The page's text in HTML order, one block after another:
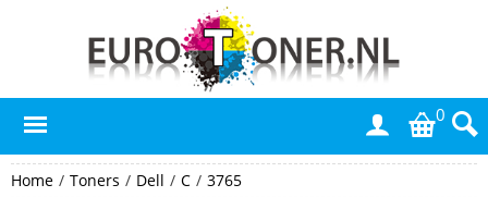
0
Home / Toners / Dell / C / 3765